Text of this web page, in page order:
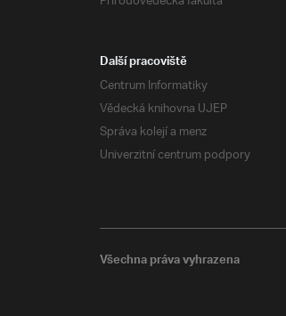
Další pracoviště
Centrum Informatiky
Vědecká knihovna UJEP
Správa kolejí a menz
Univerzitní centrum podpory
Všechna práva vyhrazena